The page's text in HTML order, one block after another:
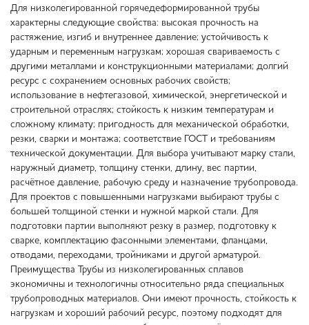
Для низколегированной горячедеформированной трубы
характерны следующие свойства: высокая прочность на
растяжение, изгиб и внутреннее давление; устойчивость к
ударным и переменным нагрузкам; хорошая свариваемость с
другими металлами и конструкционными материалами; долгий
ресурс с сохранением основных рабочих свойств;
использование в нефтегазовой, химической, энергетической и
строительной отраслях; стойкость к низким температурам и
сложному климату; пригодность для механической обработки,
резки, сварки и монтажа; соответствие ГОСТ и требованиям
технической документации. Для выбора учитывают марку стали,
наружный диаметр, толщину стенки, длину, вес партии,
расчётное давление, рабочую среду и назначение трубопровода.
Для проектов с повышенными нагрузками выбирают трубы с
большей толщиной стенки и нужной маркой стали. Для
подготовки партии выполняют резку в размер, подготовку к
сварке, комплектацию фасонными элементами, фланцами,
отводами, переходами, тройниками и другой арматурой.
Преимущества Трубы из низколегированных сплавов
экономичны и технологичны относительно ряда специальных
трубопроводных материалов. Они имеют прочность, стойкость к
нагрузкам и хороший рабочий ресурс, поэтому подходят для